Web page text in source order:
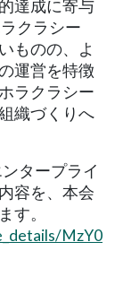
達成に寄与
クラシー
ものの、よ
運営を特徴
ラクラシー
織づくりへ
タープライ
容を、本会
す。
MzY0